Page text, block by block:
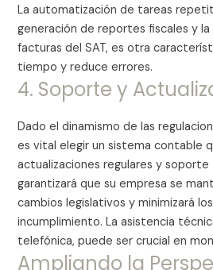
La automatización de tareas
generación de reportes fiscales y la
facturas del SAT, es otra
tiempo y reduce errores.
4. Soporte y
Dado el dinamismo de las
es vital elegir un sistema contable
actualizaciones regulares y
garantizará que su empresa se
cambios legislativos y minimizará
incumplimiento. La asistencia
telefónica, puede ser crucial en
Ampliando la